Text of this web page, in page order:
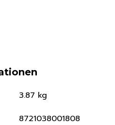
3.87 kg
8721038001808